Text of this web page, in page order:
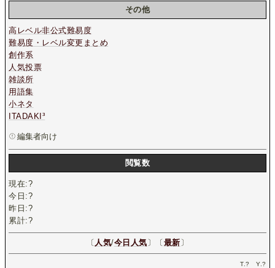
その他
高レベル非公式難易度
難易度・レベル変更まとめ
創作系
人気投票
雑談所
用語集
小ネタ
ITADAKI³
編集者向け
閲覧数
現在:?
今日:?
昨日:?
累計:?
〔 人気/今日人気 〕〔 最新 〕
T.? Y.?